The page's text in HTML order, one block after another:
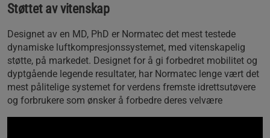
Støttet av vitenskap
Designet av en MD, PhD er Normatec det mest testede
dynamiske luftkompresjonssystemet, med vitenskapelig
støtte, på markedet. Designet for å gi forbedret mobilitet og
dyptgående legende resultater, har Normatec lenge vært det
mest pålitelige systemet for verdens fremste idrettsutøvere
og forbrukere som ønsker å forbedre deres velvære